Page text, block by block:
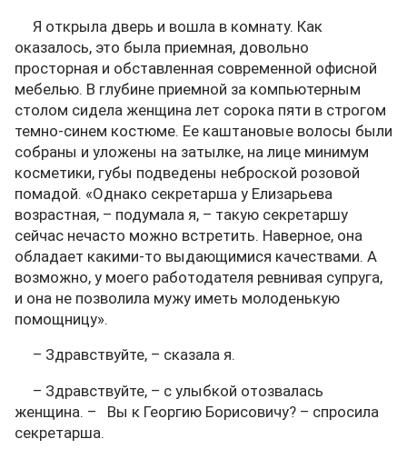
Я открыла дверь и вошла в комнату. Как
оказалось, это была приемная, довольно
просторная и обставленная современной офисной
мебелью. В глубине приемной за компьютерным
столом сидела женщина лет сорока пяти в строгом
темно-синем костюме. Ее каштановые волосы были
собраны и уложены на затылке, на лице минимум
косметики, губы подведены неброской розовой
помадой. «Однако секретарша у Елизарьева
возрастная, – подумала я, – такую секретаршу
сейчас нечасто можно встретить. Наверное, она
обладает какими-то выдающимися качествами. А
возможно, у моего работодателя ревнивая супруга,
и она не позволила мужу иметь молоденькую
помощницу».
– Здравствуйте, – сказала я.
– Здравствуйте, – с улыбкой отозвалась
женщина. – Вы к Георгию Борисовичу? – спросила
секретарша.